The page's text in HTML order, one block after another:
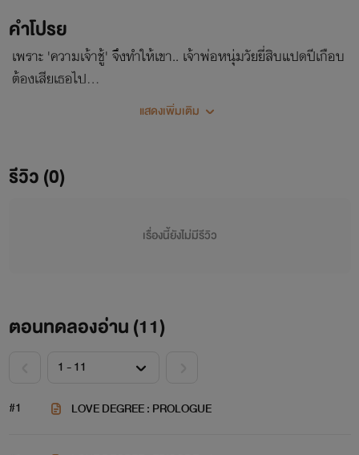
คำโปรย
เพราะ 'ความเจ้าชู้' จึงทำให้เขา.. เจ้าพ่อหนุ่มวัยยี่สิบแปดปีเกือบ
ต้องเสียเธอไป...
แสดงเพิ่มเติม
รีวิว (0)
เรื่องนี้ยังไม่มีรีวิว
ตอนทดลองอ่าน (11)
#1 LOVE DEGREE : PROLOGUE